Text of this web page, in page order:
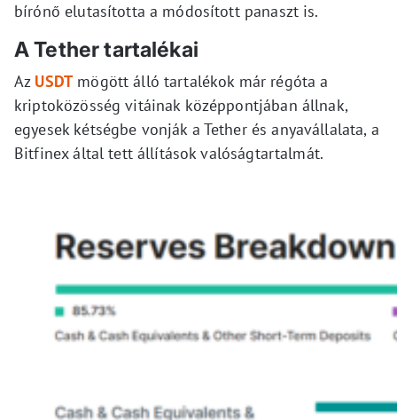
bírónő elutasította a módosított panaszt is.
A Tether tartalékai
Az USDT mögött álló tartalékok már régóta a
kriptoközösség vitáinak középpontjában állnak,
egyesek kétségbe vonják a Tether és anyavállalata, a
Bitfinex által tett állítások valóságtartalmát.